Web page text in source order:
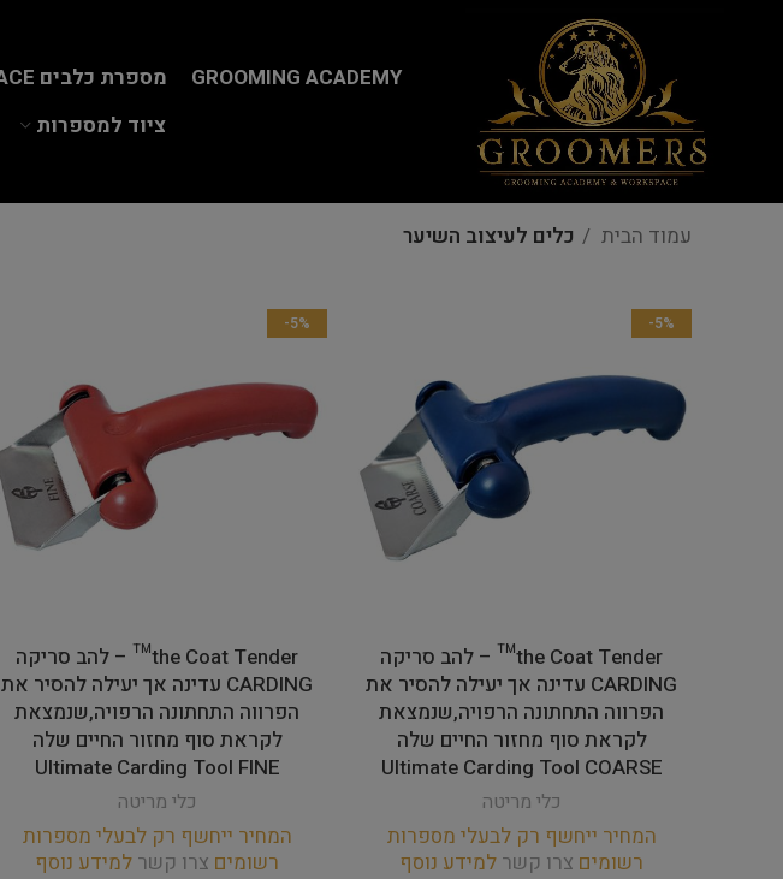
GROOMING ACADEMY מספרת כלבים WORK SPACE
ציוד למספרות
עמוד הבית כלים לעיצוב השיער
-5%
the Coat Tender™ – להב סריקה
CARDING עדינה אך יעילה להסיר את
הפרווה התחתונה הרפויה,שנמצאת
לקראת סוף מחזור החיים שלה
Ultimate Carding Tool COARSE
כלי מריטה
המחיר ייחשף רק לבעלי מספרות
רשומים צרו קשר למידע נוסף
-5%
the Coat Tender™ – להב סריקה
CARDING עדינה אך יעילה להסיר את
הפרווה התחתונה הרפויה,שנמצאת
לקראת סוף מחזור החיים שלה
Ultimate Carding Tool FINE
כלי מריטה
המחיר ייחשף רק לבעלי מספרות
רשומים צרו קשר למידע נוסף